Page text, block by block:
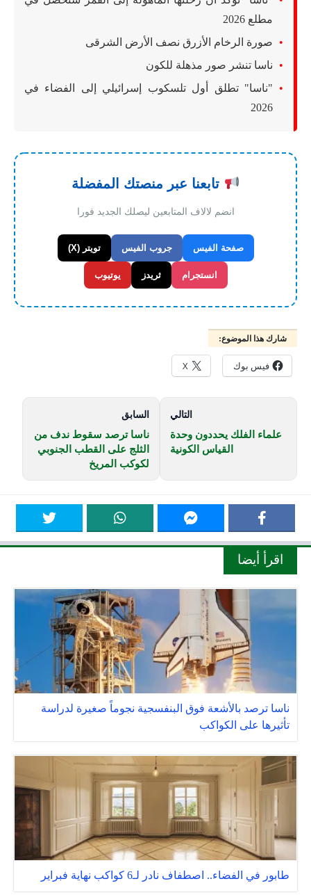
مطلع 2026
صورة الرخام الأزرق نصف الأرض الشرقى
ناسا تنشر صور مذهلة للكون
"ناسا" تطلق أول تلسكوب إسرائيلي إلى الفضاء في
2026
تابعنا عبر منصتك المفضلة
انضم لالاف المتابعين ليصلك الجديد فورا
صفحة الفيس جروب الفيس تويتر (X)
انستجرام ثريدز يوتيوب
شارك هذا الموضوع:
فيس بوك X
التالي
علماء الفلك يحددون وحدة
القياس الكونية
السابق
ناسا ترصد سقوط ندف من
الثلج على القطب الجنوبي
لكوكب المريخ
اقرأ أيضا
ناسا ترصد بالأشعة فوق البنفسجية نجوماً صغيرة لدراسة
تأثيرها على الكواكب
طابور في الفضاء.. اصطفاف نادر لـ6 كواكب نهاية فبراير